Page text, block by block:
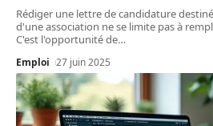
Rédiger une lettre de candidature
d'une association ne se limite pas à
C'est l'opportunité de…
Emploi 27 juin 2025